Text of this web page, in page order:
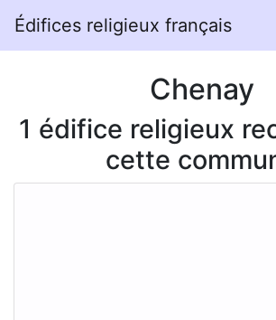
Édifices religieux français
Chenay
1 édifice religieux
cette